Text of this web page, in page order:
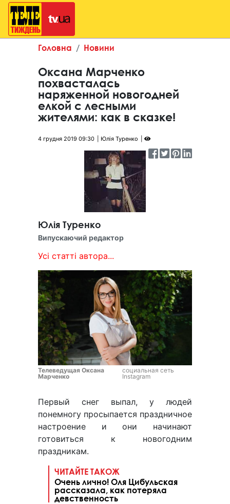
Головна Новини
Оксана Марченко
похвасталась
наряженной новогодней
елкой с лесными
жителями: как в сказке!
4 грудня 2019 09:30 Юлія Туренко
Юлія Туренко
Випускаючий редактор
Усі статті автора...
Телеведущая Оксана
Марченко
социальная сеть
Instagram
Первый снег выпал, у людей
понемногу просыпается праздничное
настроение и они начинают
готовиться к новогодним
праздникам.
ЧИТАЙТЕ ТАКОЖ
Очень лично! Оля Цибульская
рассказала, как потеряла
девственность